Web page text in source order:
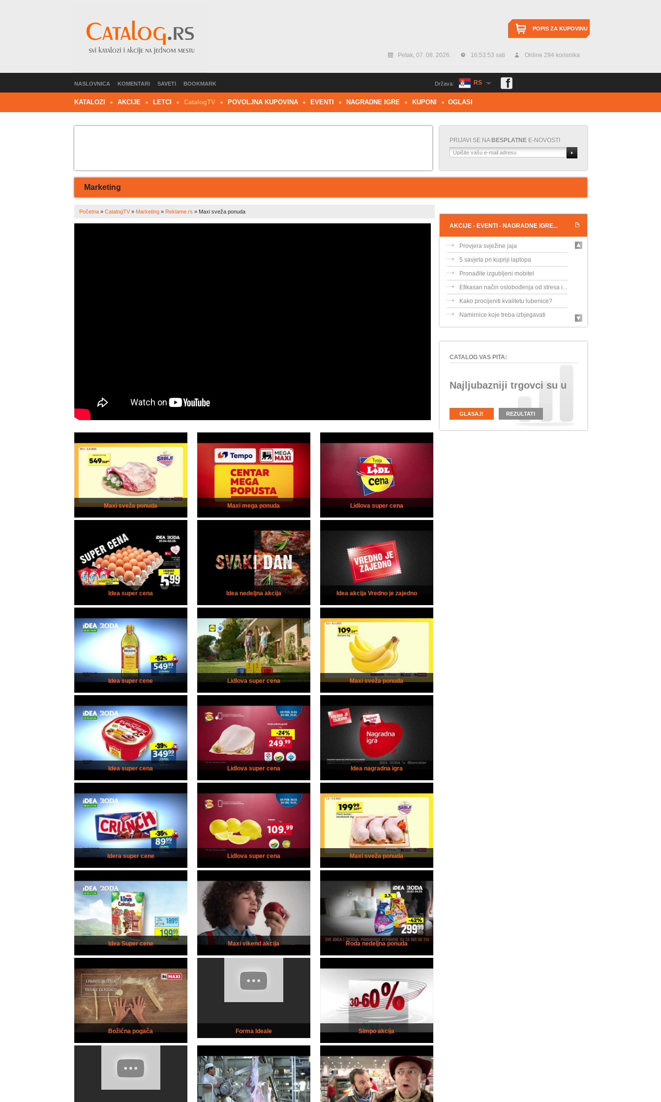
RS
Država:
POPIS ZA KUPOVINU
Petak, 07. 08. 2026. 16:53:54 sati Online 294 korisnika
NASLOVNICA KOMENTARI SAVETI BOOKMARK
KATALOZI AKCIJE LETCI CatalogTV POVOLJNA KUPOVINA EVENTI NAGRADNE IGRE KUPONI OGLASI
PRIJAVI SE NA BESPLATNE E-NOVOSTI
Marketing
Početna» CatalogTV» Marketing» Reklame.rs » Maxi sveža ponuda
Maxi sveža ponuda Maxi mega ponuda Lidlova super cena
Idea super cena Idea nedeljna akcija Idea akcija Vredno je zajedno
Idea super cene Lidlova super cena Maxi sveža ponuda
Idea super cena Lidlova super cena Idea nagradna igra
Idera super cene Lidlova super cena Maxi sveža ponuda
Idea Super cene Maxi vikend akcija Roda nedeljna ponuda
Božićna pogača Forma Ideale Simpo akcija
AKCIJE - EVENTI - NAGRADNE IGRE...
Provjera svježine jaja
5 savjeta pri kupnji laptopa
Pronađite izgubljeni mobitel
Efikasan način oslobođenja od stresa i...
Kako procijeniti kvalitetu lubenice?
Namirnice koje treba izbjegavati
CATALOG VAS PITA:
Najljubazniji trgovci su u
GLASAJ! REZULTATI